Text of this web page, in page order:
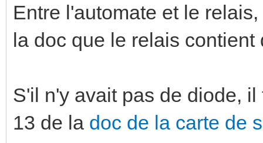
Entre l'automate et le
la doc que le relais
S'il n'y avait pas de diode,
13 de la doc de la carte de